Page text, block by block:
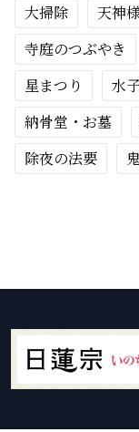
大掃除
天神
寺庭のつぶやき
星まつり
水
納骨堂・お墓
除夜の法要